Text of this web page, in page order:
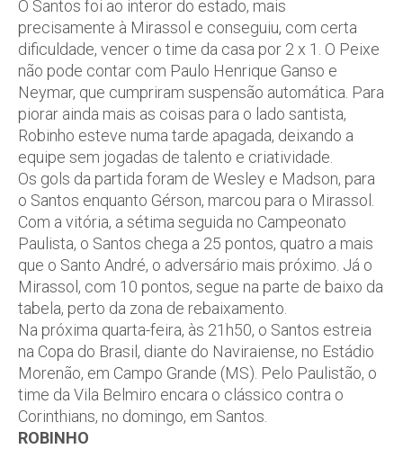
O Santos foi ao interor do estado, mais
precisamente à Mirassol e conseguiu, com certa
dificuldade, vencer o time da casa por 2 x 1. O Peixe
não pode contar com Paulo Henrique Ganso e
Neymar, que cumpriram suspensão automática. Para
piorar ainda mais as coisas para o lado santista,
Robinho esteve numa tarde apagada, deixando a
equipe sem jogadas de talento e criatividade.
Os gols da partida foram de Wesley e Madson, para
o Santos enquanto Gérson, marcou para o Mirassol.
Com a vitória, a sétima seguida no Campeonato
Paulista, o Santos chega a 25 pontos, quatro a mais
que o Santo André, o adversário mais próximo. Já o
Mirassol, com 10 pontos, segue na parte de baixo da
tabela, perto da zona de rebaixamento.
Na próxima quarta-feira, às 21h50, o Santos estreia
na Copa do Brasil, diante do Naviraiense, no Estádio
Morenão, em Campo Grande (MS). Pelo Paulistão, o
time da Vila Belmiro encara o clássico contra o
Corinthians, no domingo, em Santos.
ROBINHO